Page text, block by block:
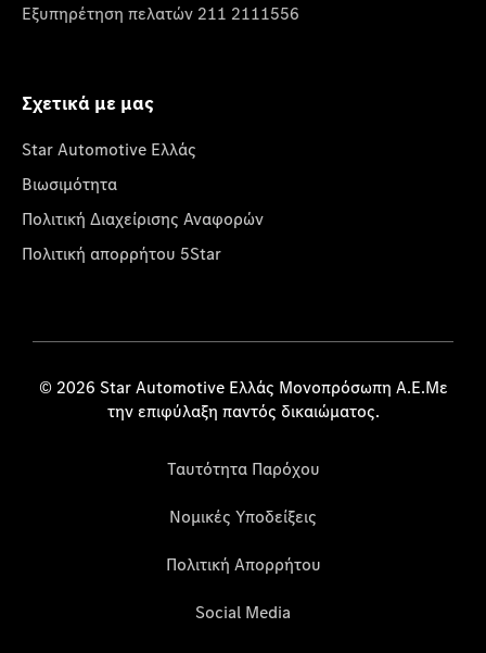
Εξυπηρέτηση πελατών 211 2111556
Σχετικά με μας
Star Automotive Ελλάς
Βιωσιμότητα
Πολιτική Διαχείρισης Αναφορών
Πολιτική απορρήτου 5Star
© 2026 Star Automotive Ελλάς Μονοπρόσωπη Α.Ε.Με
την επιφύλαξη παντός δικαιώματος.
Ταυτότητα Παρόχου
Νομικές Υποδείξεις
Πολιτική Απορρήτου
Social Media